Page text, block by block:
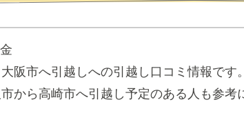
阪市へ引越しへの引越し口コミ情報です。
から高崎市へ引越し予定のある人も参考